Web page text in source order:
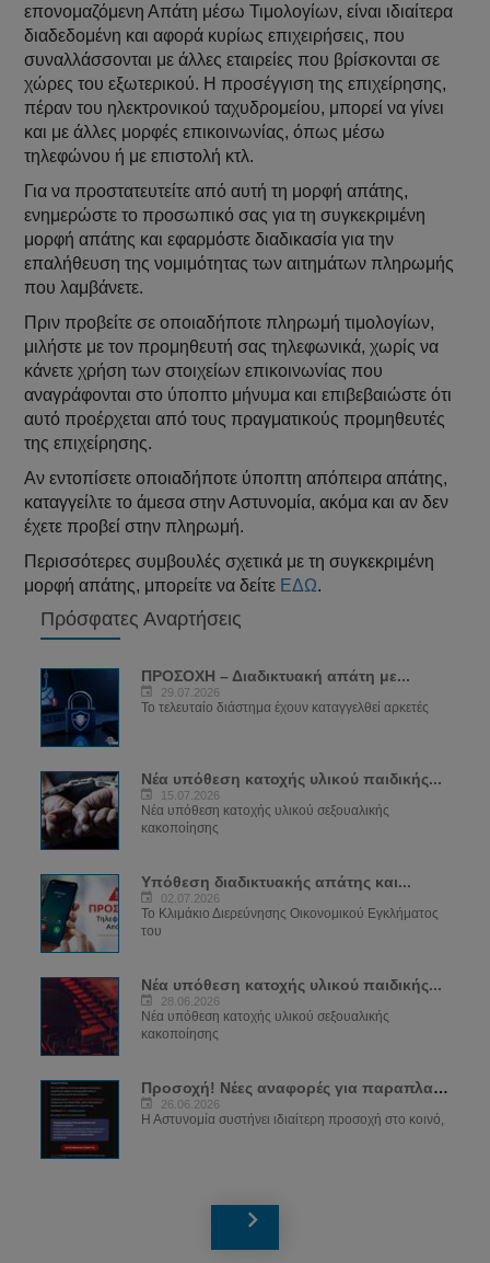
επονομαζόμενη Απάτη μέσω Τιμολογίων, είναι ιδιαίτερα
διαδεδομένη και αφορά κυρίως επιχειρήσεις, που
συναλλάσσονται με άλλες εταιρείες που βρίσκονται σε
χώρες του εξωτερικού. Η προσέγγιση της επιχείρησης,
πέραν του ηλεκτρονικού ταχυδρομείου, μπορεί να γίνει
και με άλλες μορφές επικοινωνίας, όπως μέσω
τηλεφώνου ή με επιστολή κτλ.
Για να προστατευτείτε από αυτή τη μορφή απάτης,
ενημερώστε το προσωπικό σας για τη συγκεκριμένη
μορφή απάτης και εφαρμόστε διαδικασία για την
επαλήθευση της νομιμότητας των αιτημάτων πληρωμής
που λαμβάνετε.
Πριν προβείτε σε οποιαδήποτε πληρωμή τιμολογίων,
μιλήστε με τον προμηθευτή σας τηλεφωνικά, χωρίς να
κάνετε χρήση των στοιχείων επικοινωνίας που
αναγράφονται στο ύποπτο μήνυμα και επιβεβαιώστε ότι
αυτό προέρχεται από τους πραγματικούς προμηθευτές
της επιχείρησης.
Αν εντοπίσετε οποιαδήποτε ύποπτη απόπειρα απάτης,
καταγγείλτε το άμεσα στην Αστυνομία, ακόμα και αν δεν
έχετε προβεί στην πληρωμή.
Περισσότερες συμβουλές σχετικά με τη συγκεκριμένη
μορφή απάτης, μπορείτε να δείτε ΕΔΩ.
Πρόσφατες Αναρτήσεις
ΠΡΟΣΟΧΗ – Διαδικτυακή απάτη με...
29.07.2026
Το τελευταίο διάστημα έχουν καταγγελθεί αρκετές
Νέα υπόθεση κατοχής υλικού παιδικής...
15.07.2026
Νέα υπόθεση κατοχής υλικού σεξουαλικής
κακοποίησης
Υπόθεση διαδικτυακής απάτης και...
02.07.2026
Το Κλιμάκιο Διερεύνησης Οικονομικού Εγκλήματος
του
Νέα υπόθεση κατοχής υλικού παιδικής...
28.06.2026
Νέα υπόθεση κατοχής υλικού σεξουαλικής
κακοποίησης
Προσοχή! Νέες αναφορές για παραπλανητικά...
26.06.2026
Η Αστυνομία συστήνει ιδιαίτερη προσοχή στο κοινό,